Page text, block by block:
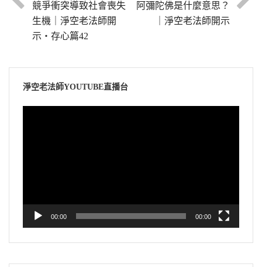
競爭衝突導致社會喪失
生機｜淨空老法師開
示・存心篇42
阿彌陀佛是什麼意思？
｜淨空老法師開示
淨空老法師YOUTUBE直播台
00:00 00:00